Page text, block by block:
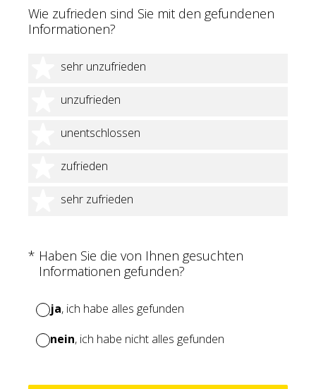
Wie zufrieden sind Sie mit den gefundenen
Informationen?
sehr unzufrieden
1 Stern
unzufrieden
2 Sterne
unentschlossen
3 Sterne
zufrieden
4 Sterne
sehr zufrieden
5 Sterne
* Haben Sie die von Ihnen gesuchten
Informationen gefunden?
(Erforderlich.)
ja, ich habe alles gefunden
nein, ich habe nicht alles gefunden